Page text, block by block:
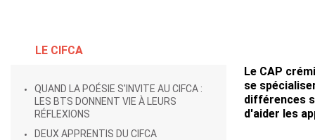
LE CIFCA
QUAND LA POÉSIE S'INVITE AU CIFCA :
LES BTS DONNENT VIE À LEURS
RÉFLEXIONS
DEUX APPRENTIS DU CIFCA
Le CAP
se
différences
d'aider les